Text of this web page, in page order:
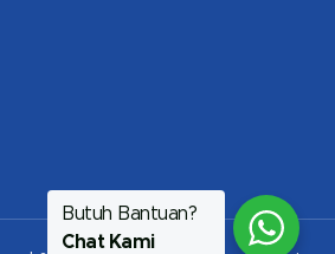
Butuh Bantuan?
Chat Kami